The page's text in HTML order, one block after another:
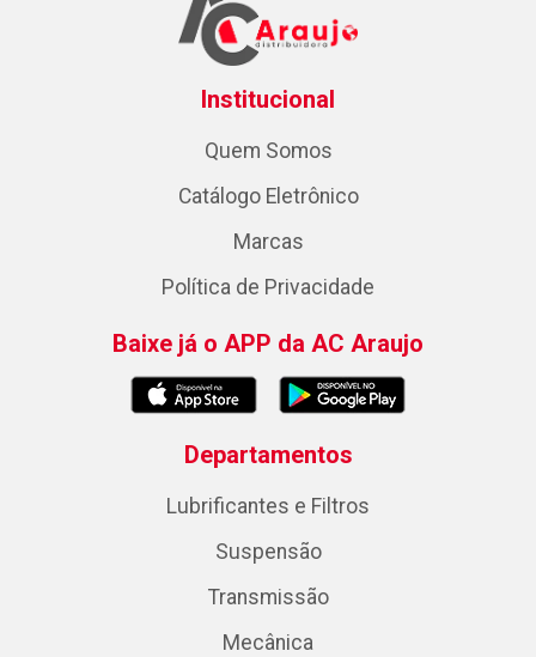
Institucional
Quem Somos
Catálogo Eletrônico
Marcas
Política de Privacidade
Baixe já o APP da AC Araujo
Departamentos
Lubrificantes e Filtros
Suspensão
Transmissão
Mecânica